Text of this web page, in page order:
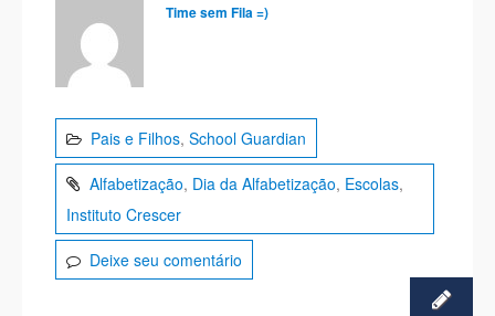
Time sem Fila =)
Pais e Filhos,School Guardian
Alfabetização, Dia da Alfabetização, Escolas,
Instituto Crescer
Deixe seu comentário